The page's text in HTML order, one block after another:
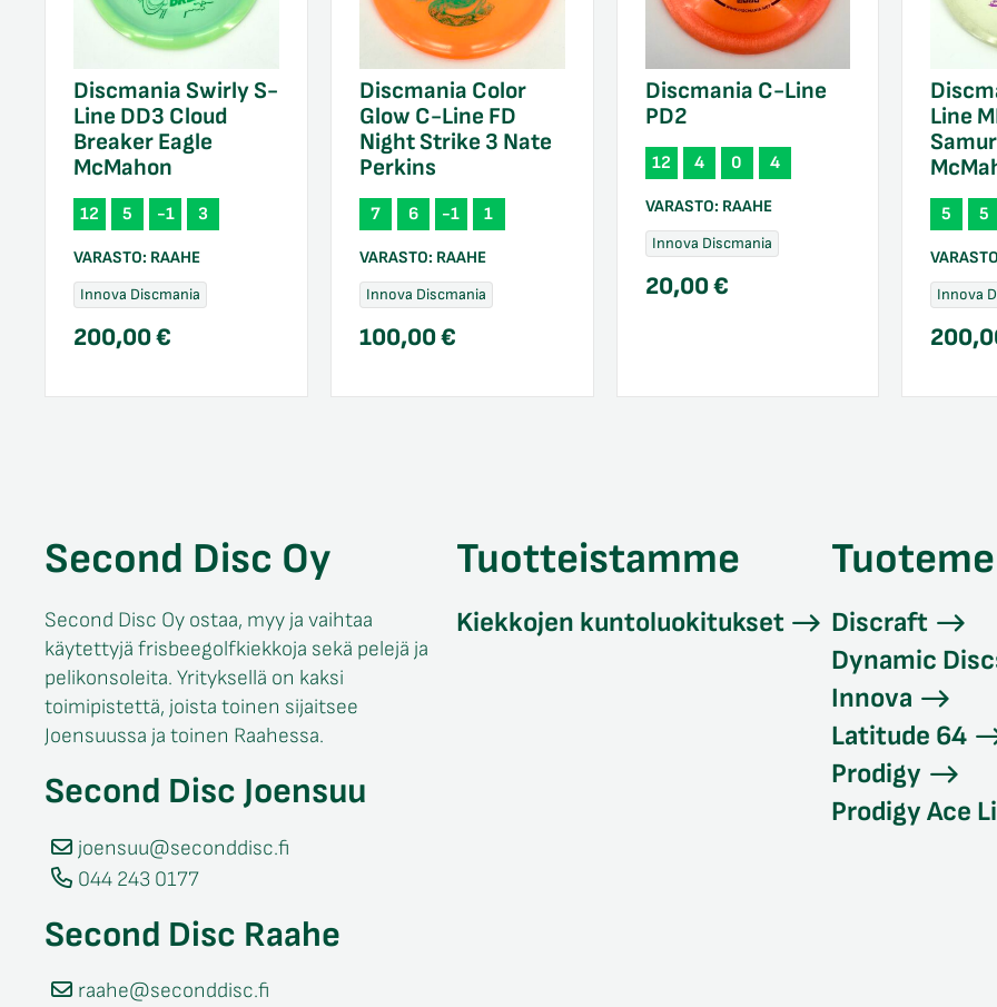
Discmania Swirly S-
Line DD3 Cloud
Breaker Eagle
McMahon
12 5 -1 3
VARASTO: RAAHE
Innova Discmania
200,00€
Discmania Color
Glow C-Line FD
Night Strike 3 Nate
Perkins
7 6 -1 1
VARASTO: RAAHE
Innova Discmania
100,00€
Discmania C-Line
PD2
12 4 0 4
VARASTO: RAAHE
Innova Discmania
20,00€
Line
5 5
Innova
Second Disc Oy
Second Disc Oy ostaa, myy ja vaihtaa
käytettyjä frisbeegolfkiekkoja sekä pelejä ja
pelikonsoleita. Yrityksellä on kaksi
toimipistettä, joista toinen sijaitsee
Joensuussa ja toinen Raahessa.
Second Disc Joensuu
joensuu@seconddisc.fi
044 243 0177
Second Disc Raahe
raahe@seconddisc.fi
Tuotteistamme
Kiekkojen kuntoluokitukset
Discraft
Dynamic
Innova
Latitude 64
Prodigy
Prodigy Ace